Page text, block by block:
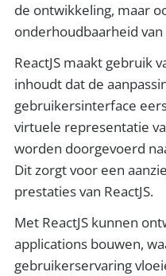
de ontwikkeling, maar
onderhoudbaarheid van
ReactJS maakt gebruik
inhoudt dat de
gebruikersinterface
virtuele representatie
worden doorgevoerd
Dit zorgt voor een
prestaties van ReactJS.
Met ReactJS kunnen
applications bouwen,
gebruikerservaring